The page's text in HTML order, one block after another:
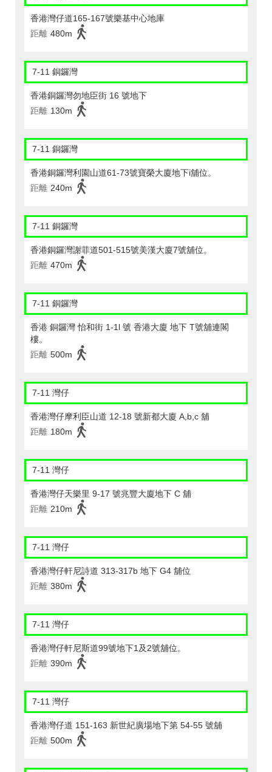
香港灣仔道165-167號樂基中心地庫
距離 480m
7-11 銅鑼灣
香港銅鑼灣勿地臣街 16 號地下
距離 130m
7-11 銅鑼灣
香港銅鑼灣利園山道61-73號寶榮大廈地下i舖位。
距離 240m
7-11 銅鑼灣
香港銅鑼灣謝菲道501-515號美漢大廈7號舖位。
距離 470m
7-11 銅鑼灣
香港 銅鑼灣 怡和街 1-1l 號 香港大廈 地下 T號舖連閣
樓。
距離 500m
7-11 灣仔
香港灣仔摩利臣山道 12-18 號新都大廈 A,b,c 舖
距離 180m
7-11 灣仔
香港灣仔天樂里 9-17 號兆豐大廈地下 C 舖
距離 210m
7-11 灣仔
香港灣仔軒尼詩道 313-317b 地下 G4 舖位
距離 380m
7-11 灣仔
香港灣仔軒尼斯道99號地下1及2號舖位。
距離 390m
7-11 灣仔
香港灣仔道 151-163 新世紀廣場地下第 54-55 號舖
距離 500m